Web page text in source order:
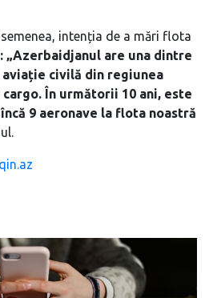
intenția de a mări flota
: „Azerbaidjanul are una dintre
civilă din regiunea
cargo. În următorii 10 ani, este
9 aeronave la flota noastră